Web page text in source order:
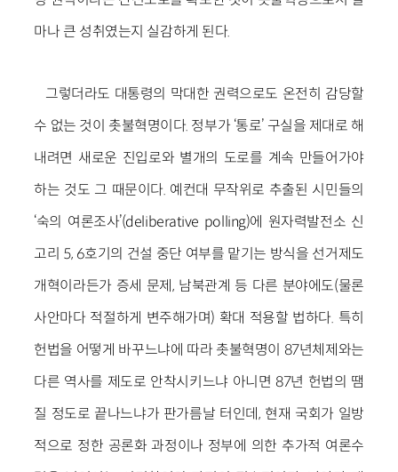
마나 큰 성취였는지 실감하게 된다.
그렇더라도 대통령의 막대한 권력으로도 온전히 감당할
수 없는 것이 촛불혁명이다. 정부가 ‘통로’ 구실을 제대로 해
내려면 새로운 진입로와 별개의 도로를 계속 만들어가야
하는 것도 그 때문이다. 예컨대 무작위로 추출된 시민들의
‘숙의 여론조사’(deliberative polling)에 원자력발전소 신
고리 5, 6호기의 건설 중단 여부를 맡기는 방식을 선거제도
개혁이라든가 증세 문제, 남북관계 등 다른 분야에도(물론
사안마다 적절하게 변주해가며) 확대 적용할 법하다. 특히
헌법을 어떻게 바꾸느냐에 따라 촛불혁명이 87년체제와는
다른 역사를 제도로 안착시키느냐 아니면 87년 헌법의 땜
질 정도로 끝나느냐가 판가름날 터인데, 현재 국회가 일방
적으로 정한 공론화 과정이나 정부에 의한 추가적 여론수